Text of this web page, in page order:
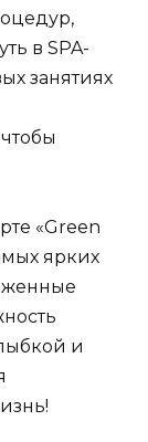
в SPA-
занятиях
«Green
ярких
и